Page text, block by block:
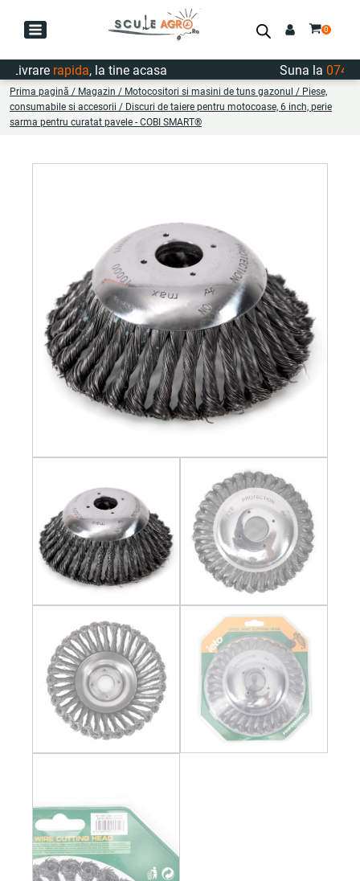
rapida, la tine acasa Suna la
Prima pagină / Magazin / Motocositori si masini de tuns gazonul / Piese,
consumabile si accesorii / Discuri de taiere pentru motocoase, 6 inch, perie
sarma pentru curatat pavele - COBI SMART®